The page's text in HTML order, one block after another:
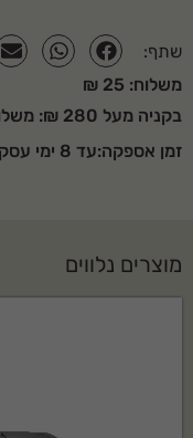
שתף:
משלוח: 25 ₪
בקניה מעל 280 ₪: משלוח חינם
זמן אספקה:עד 8 ימי עסקים
מוצרים נלווים